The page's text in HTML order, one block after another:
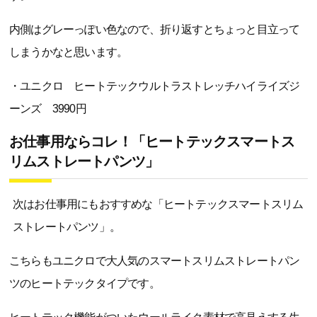
内側はグレーっぽい色なので、折り返すとちょっと目立って
しまうかなと思います。
・ユニクロ ヒートテックウルトラストレッチハイライズジ
ーンズ 3990円
お仕事用ならコレ！「ヒートテックスマートス
リムストレートパンツ」
次はお仕事用にもおすすめな「ヒートテックスマートスリム
ストレートパンツ」。
こちらもユニクロで大人気のスマートスリムストレートパン
ツのヒートテックタイプです。